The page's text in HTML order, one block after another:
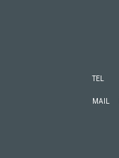
TEL
MAIL